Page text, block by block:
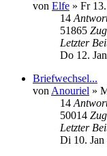
von Elfe » Fr
14
51865
Letzter
Do 12.
Briefwechsel...
von Anouriel »
14
50014
Letzter
Di 10. Jan